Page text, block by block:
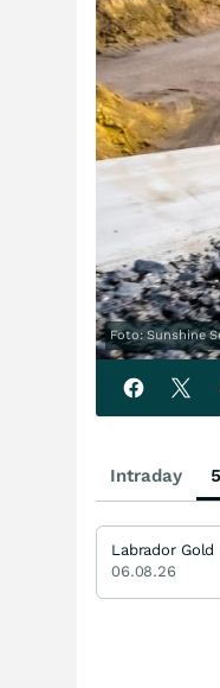
Foto: Sunshine
Intraday
Labrador Gold
06.08.26